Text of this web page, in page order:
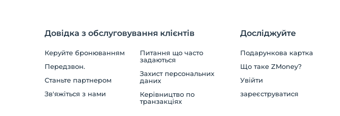
Довідка з обслуговування клієнтів
Керуйте бронюванням
Передзвон.
Станьте партнером
Зв'яжіться з нами
Питання що часто
задаються
Захист персональних
даних
Керівництво по
транзакціях
Досліджуйте
Подарункова картка
Що таке ZMoney?
Увійти
зареєструватися